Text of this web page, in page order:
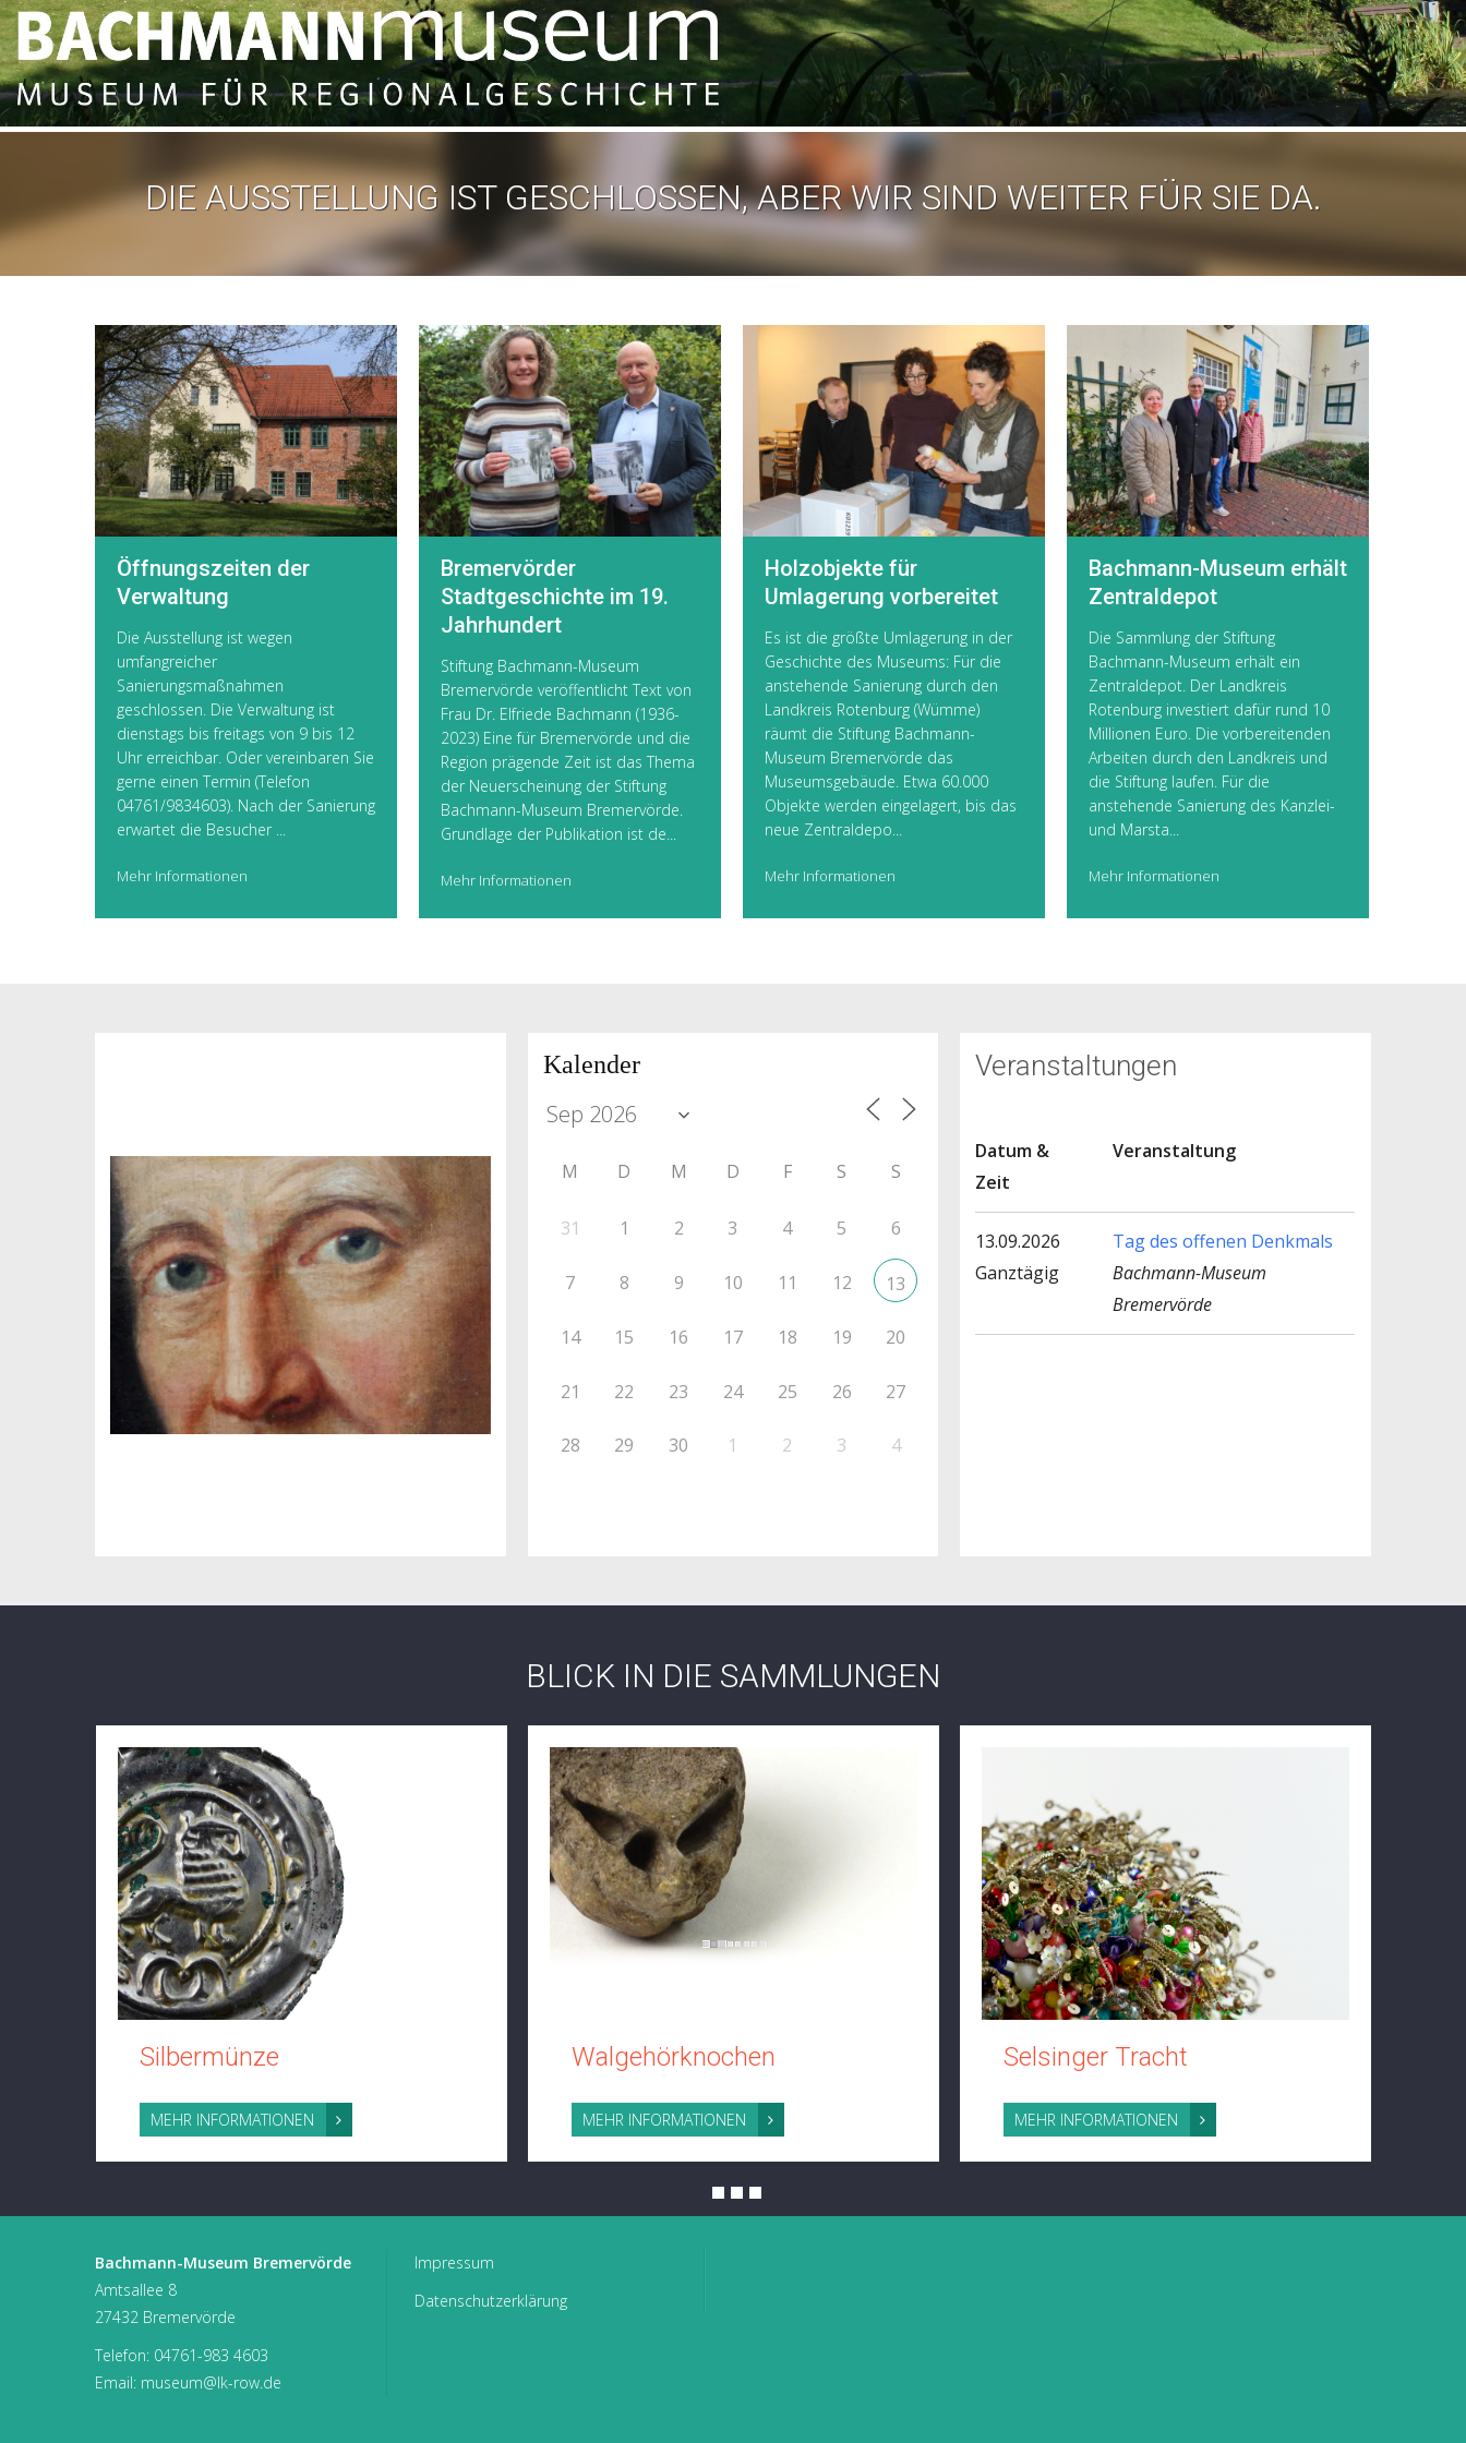
DIE AUSSTELLUNG IST GESCHLOSSEN, ABER WIR SIND WEITER FÜR SIE DA.
Öffnungszeiten der
Verwaltung
Die Ausstellung ist wegen
umfangreicher
Sanierungsmaßnahmen
geschlossen. Die Verwaltung ist
dienstags bis freitags von 9 bis 12
Uhr erreichbar. Oder vereinbaren Sie
gerne einen Termin (Telefon
04761/9834603). Nach der Sanierung
erwartet die Besucher ...
Mehr Informationen
Bremervörder
Stadtgeschichte im 19.
Jahrhundert
Stiftung Bachmann-Museum
Bremervörde veröffentlicht Text von
Frau Dr. Elfriede Bachmann (1936-
2023) Eine für Bremervörde und die
Region prägende Zeit ist das Thema
der Neuerscheinung der Stiftung
Bachmann-Museum Bremervörde.
Grundlage der Publikation ist de...
Mehr Informationen
Holzobjekte für
Umlagerung vorbereitet
Es ist die größte Umlagerung in der
Geschichte des Museums: Für die
anstehende Sanierung durch den
Landkreis Rotenburg (Wümme)
räumt die Stiftung Bachmann-
Museum Bremervörde das
Museumsgebäude. Etwa 60.000
Objekte werden eingelagert, bis das
neue Zentraldepo...
Mehr Informationen
Bachmann-Museum erhält
Zentraldepot
Die Sammlung der Stiftung
Bachmann-Museum erhält ein
Zentraldepot. Der Landkreis
Rotenburg investiert dafür rund 10
Millionen Euro. Die vorbereitenden
Arbeiten durch den Landkreis und
die Stiftung laufen. Für die
anstehende Sanierung des Kanzlei-
und Marsta...
Mehr Informationen
Kalender
M D M D F S S
31 1 2 3 4 5 6
7 8 9 10 11 12 13
14 15 16 17 18 19 20
21 22 23 24 25 26 27
28 29 30 1 2 3 4
Veranstaltungen
Datum &
Zeit
Veranstaltung
13.09.2026
Ganztägig
Tag des offenen Denkmals
Bachmann-Museum
Bremervörde
BLICK IN DIE SAMMLUNGEN
Silbermünze
MEHR INFORMATIONEN
Walgehörknochen
MEHR INFORMATIONEN
Selsinger Tracht
MEHR INFORMATIONEN
Bachmann-Museum Bremervörde
Amtsallee 8
27432 Bremervörde
Telefon: 04761-983 4603
Email: museum@lk-row.de
Impressum
Datenschutzerklärung